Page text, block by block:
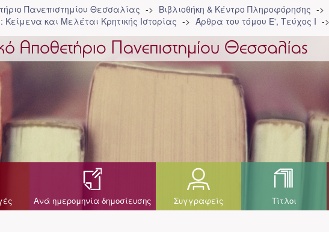
Πανεπιστημίου Θεσσαλίας Βιβλιοθήκη & Κέντρο Πληροφόρησης
Κείμενα και Μελέται Κρητικής Ιστορίας
Άρθρα του τόμου Ε', Τεύχος Ι
Ανά ημερομηνία δημοσίευσης Συγγραφείς Τίτλοι